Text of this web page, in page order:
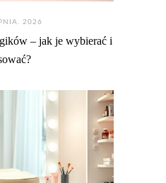
2026
– jak je wybierać i